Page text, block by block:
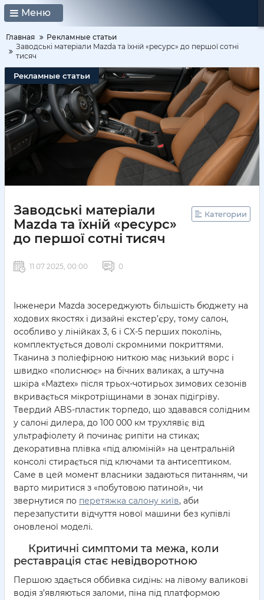
Меню
Главная
Рекламные статьи
Заводські матеріали Mazda та їхній «ресурс» до першої сотні
тисяч
Рекламные статьи
Заводські матеріали
Mazda та їхній «ресурс»
до першої сотні тисяч
Категории
11 07 2025, 00:00 0
Інженери Mazda зосереджують більшість бюджету на
ходових якостях і дизайні екстер’єру, тому салон,
особливо у лінійках 3, 6 і CX-5 перших поколінь,
комплектується доволі скромними покриттями.
Тканина з поліефірною ниткою має низький ворс і
швидко «полиснює» на бічних валиках, а штучна
шкіра «Maztex» після трьох-чотирьох зимових сезонів
вкривається мікротріщинами в зонах підігріву.
Твердий ABS-пластик торпедо, що здавався солідним
у салоні дилера, до 100 000 км трухлявіє від
ультрафіолету й починає рипіти на стиках;
декоративна плівка «під алюміній» на центральній
консолі стирається під ключами та антисептиком.
Саме в цей момент власники задаються питанням, чи
варто миритися з «побутовою патиной», чи
звернутися по перетяжка салону київ, аби
перезапустити відчуття нової машини без купівлі
оновленої моделі.
Критичні симптоми та межа, коли
реставрація стає невідворотною
Першою здається оббивка сидінь: на лівому валикові
водія з’являються заломи, піна під платформою